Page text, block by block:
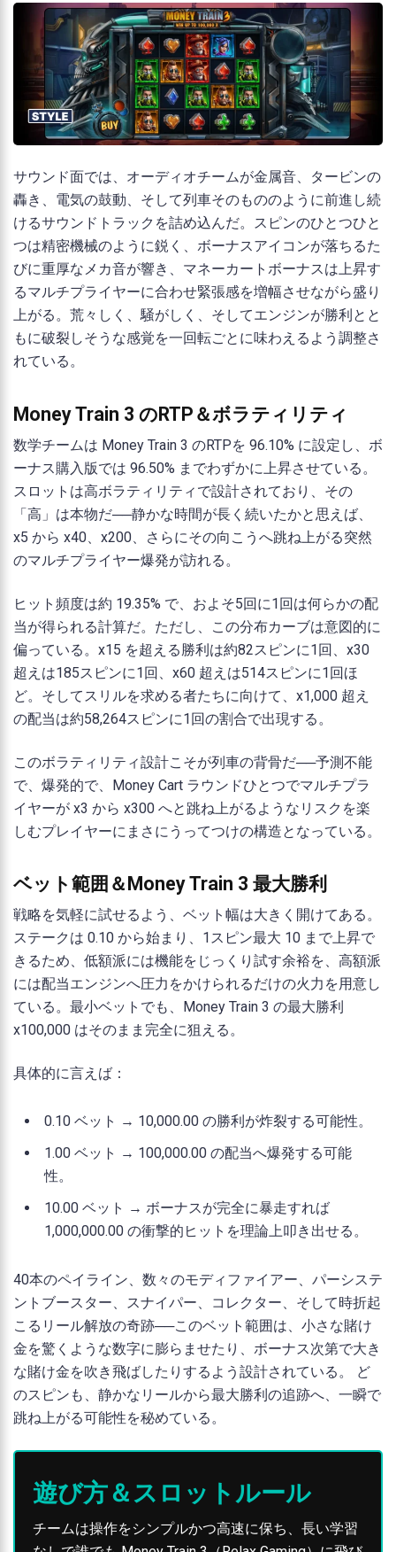
サウンド面では、オーディオチームが金属音、タービンの
轟き、電気の鼓動、そして列車そのもののように前進し続
けるサウンドトラックを詰め込んだ。スピンのひとつひと
つは精密機械のように鋭く、ボーナスアイコンが落ちるた
びに重厚なメカ音が響き、マネーカートボーナスは上昇す
るマルチプライヤーに合わせ緊張感を増幅させながら盛り
上がる。荒々しく、騒がしく、そしてエンジンが勝利とと
もに破裂しそうな感覚を一回転ごとに味わえるよう調整さ
れている。
Money Train 3 のRTP＆ボラティリティ
数学チームは Money Train 3 のRTPを 96.10% に設定し、ボ
ーナス購入版では 96.50% までわずかに上昇させている。
スロットは高ボラティリティで設計されており、その
「高」は本物だ──静かな時間が長く続いたかと思えば、
x5 から x40、x200、さらにその向こうへ跳ね上がる突然
のマルチプライヤー爆発が訪れる。
ヒット頻度は約 19.35% で、およそ5回に1回は何らかの配
当が得られる計算だ。ただし、この分布カーブは意図的に
偏っている。x15 を超える勝利は約82スピンに1回、x30
超えは185スピンに1回、x60 超えは514スピンに1回ほ
ど。そしてスリルを求める者たちに向けて、x1,000 超え
の配当は約58,264スピンに1回の割合で出現する。
このボラティリティ設計こそが列車の背骨だ──予測不能
で、爆発的で、Money Cart ラウンドひとつでマルチプラ
イヤーが x3 から x300 へと跳ね上がるようなリスクを楽
しむプレイヤーにまさにうってつけの構造となっている。
ベット範囲＆Money Train 3 最大勝利
戦略を気軽に試せるよう、ベット幅は大きく開けてある。
ステークは 0.10 から始まり、1スピン最大 10 まで上昇で
きるため、低額派には機能をじっくり試す余裕を、高額派
には配当エンジンへ圧力をかけられるだけの火力を用意し
ている。最小ベットでも、Money Train 3 の最大勝利
x100,000 はそのまま完全に狙える。
具体的に言えば：
0.10 ベット → 10,000.00 の勝利が炸裂する可能性。
1.00 ベット → 100,000.00 の配当へ爆発する可能
性。
10.00 ベット → ボーナスが完全に暴走すれば
1,000,000.00 の衝撃的ヒットを理論上叩き出せる。
40本のペイライン、数々のモディファイアー、パーシステ
ントブースター、スナイパー、コレクター、そして時折起
こるリール解放の奇跡──このベット範囲は、小さな賭け
金を驚くような数字に膨らませたり、ボーナス次第で大き
な賭け金を吹き飛ばしたりするよう設計されている。 ど
のスピンも、静かなリールから最大勝利の追跡へ、一瞬で
跳ね上がる可能性を秘めている。
遊び方＆スロットルール
チームは操作をシンプルかつ高速に保ち、長い学習